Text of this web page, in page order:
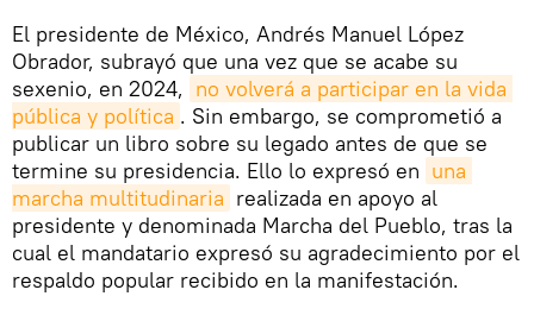
El presidente de México, Andrés Manuel López
Obrador, subrayó que una vez que se acabe su
sexenio, en 2024, no volverá a participar en la vida
pública y política . Sin embargo, se comprometió a
publicar un libro sobre su legado antes de que se
termine su presidencia. Ello lo expresó en una
marcha multitudinaria realizada en apoyo al
presidente y denominada Marcha del Pueblo, tras la
cual el mandatario expresó su agradecimiento por el
respaldo popular recibido en la manifestación.